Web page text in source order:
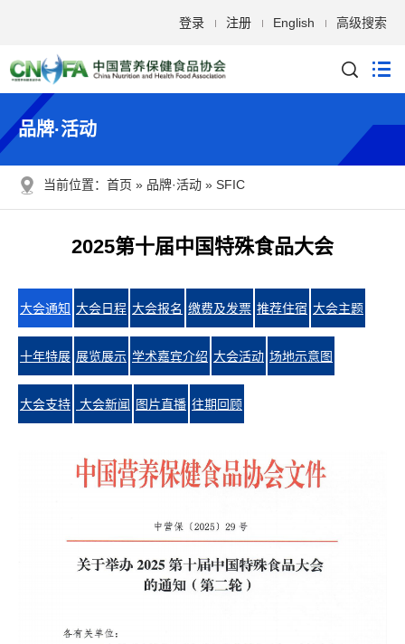
登录 注册 English 高级搜索
品牌·活动
当前位置： 首页 品牌·活动 SFIC
2025第十届中国特殊食品大会
大会通知 大会日程 大会报名 缴费及发票 推荐住宿 大会主题
十年特展 展览展示 学术嘉宾介绍 大会活动 场地示意图
大会支持 大会新闻 图片直播 往期回顾